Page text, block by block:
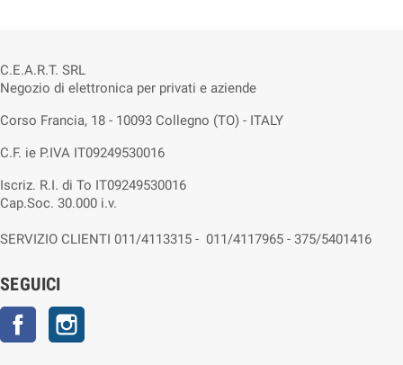
C.E.A.R.T. SRL
Negozio di elettronica per privati e aziende
Corso Francia, 18 - 10093 Collegno (TO) - ITALY
C.F. ie P.IVA IT09249530016
Iscriz. R.I. di To IT09249530016
Cap.Soc. 30.000 i.v.
SERVIZIO CLIENTI 011/4113315 - 011/4117965 - 375/5401416
SEGUICI
Facebook